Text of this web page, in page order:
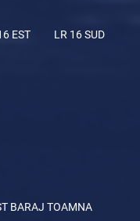
EST LR 16 SUD
BARAJ TOAMNA